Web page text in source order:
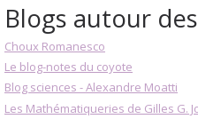
Blogs autour
Choux Romanesco
Le blog-notes du coyote
Blog sciences - Alexandre Moatti
Les Mathématiqueries de Gilles G.